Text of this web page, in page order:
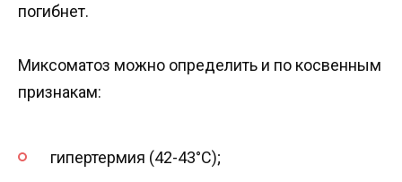
погибнет.
Миксоматоз можно определить и по косвенным
признакам:
гипертермия (42-43°С);